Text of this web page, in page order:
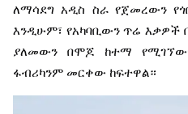
ለማሳደግ አዲስ ስራ የጀመረውን
እንዲሁም፣ የአካባቢውን ጥሬ እቃዎች
ያለመውን
በሞጆ ከተማ
ፋብሪካንም መርቀው ከፍተዋል።